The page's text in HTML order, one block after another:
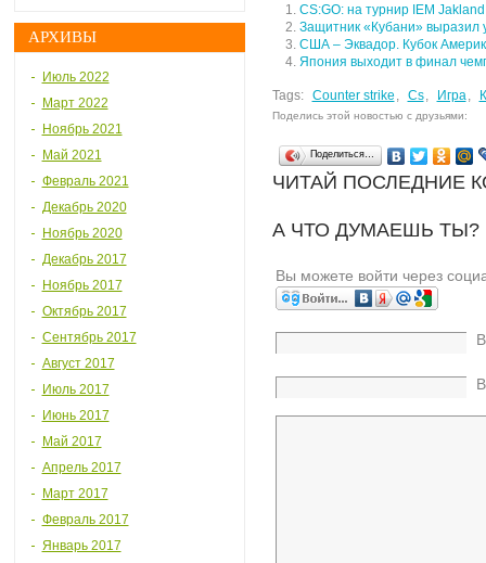
АРХИВЫ
Июль 2022
Март 2022
Ноябрь 2021
Май 2021
Февраль 2021
Декабрь 2020
Ноябрь 2020
Декабрь 2017
Ноябрь 2017
Октябрь 2017
Сентябрь 2017
Август 2017
Июль 2017
Июнь 2017
Май 2017
Апрель 2017
Март 2017
Февраль 2017
Январь 2017
CS:GO: на турнир IEM
Защитник «Кубани» выразил
США – Эквадор. Кубок
Япония выходит в финал
Tags: Counter strike , Cs, Игра,
Поделись этой новостью с друзьями:
Поделиться…
ЧИТАЙ ПОСЛЕДНИЕ
А ЧТО ДУМАЕШЬ
Вы можете войти через